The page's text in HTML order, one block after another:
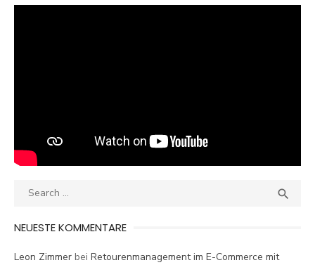
Search

NEUESTE KOMMENTARE
Leon Zimmer bei Retourenmanagement im E-Commerce mit